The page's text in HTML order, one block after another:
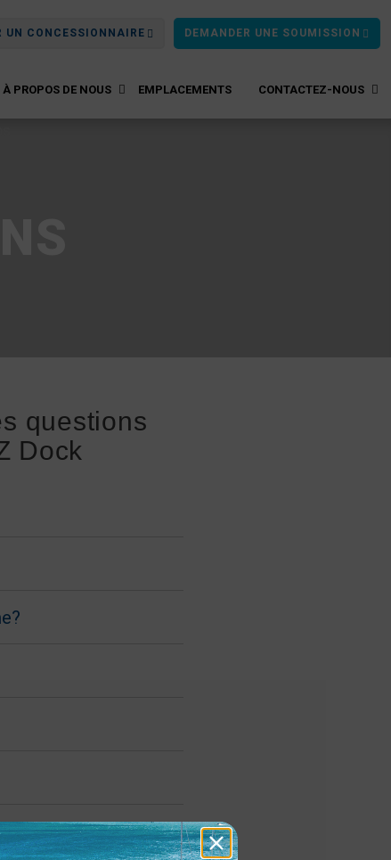
UN CONCESSIONNAIRE DEMANDER UNE SOUMISSION
À PROPOS DE NOUS EMPLACEMENTS CONTACTEZ-NOUS
questions
Dock